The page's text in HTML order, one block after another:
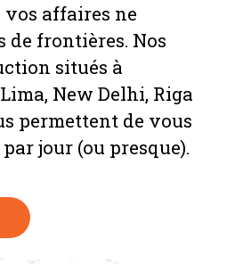
vos affaires ne
frontières. Nos
situés à
New Delhi, Riga
permettent de vous
jour (ou presque).